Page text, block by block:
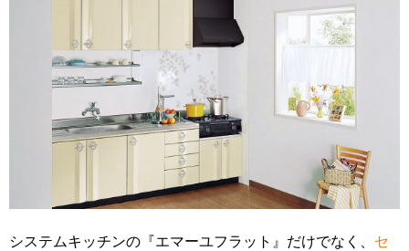
システムキッチンの『エマーユフラット』だけでなく、 セ